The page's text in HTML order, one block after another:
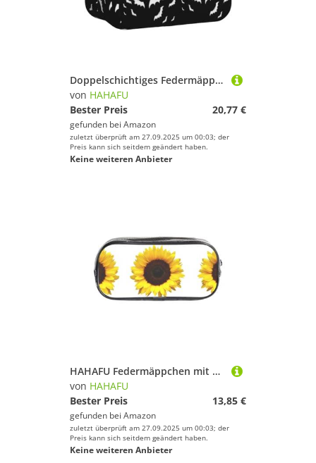
Doppelschichtiges Federmäppchen für Halloween, fliegendes Fledermaus-Design, großes Fassungsvermögen (für 50 Stifte/Bleistifte), Volldruck, strapazierfähiges Polyester, Schul- und Bürobedarf
von HAHAFU
Bester Preis
20,77 €
gefunden bei Amazon
zuletzt überprüft am 27.09.2025 um 00:03; der
Preis kann sich seitdem geändert haben.
Keine weiteren Anbieter
HAHAFU Federmäppchen mit Sonnenblumen-Hintergrund, transparentes PVC-Federmäppchen, transparente Make-up-Tasche für Schule, Büro, Reisen, Fitnessstudio, Zubehör (komplett bedruckte Vorderseite)
von HAHAFU
Bester Preis
13,85 €
gefunden bei Amazon
zuletzt überprüft am 27.09.2025 um 00:03; der
Preis kann sich seitdem geändert haben.
Keine weiteren Anbieter